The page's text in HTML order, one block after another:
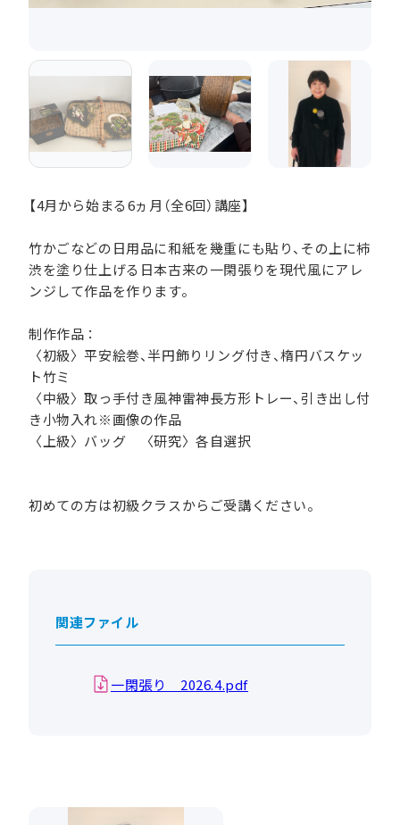
【4月から始まる6ヵ月（全6回）講座】
竹かごなどの日用品に和紙を幾重にも貼り、その上に柿
渋を塗り仕上げる日本古来の一閑張りを現代風にアレ
ンジして作品を作ります。
制作作品：
〈初級〉平安絵巻、半円飾りリング付き、楕円バスケッ
ト竹ミ
〈中級〉取っ手付き風神雷神長方形トレー、引き出し付
き小物入れ※画像の作品
〈上級〉バッグ 〈研究〉各自選択
初めての方は初級クラスからご受講ください。
関連ファイル
一閑張り 2026.4.pdf